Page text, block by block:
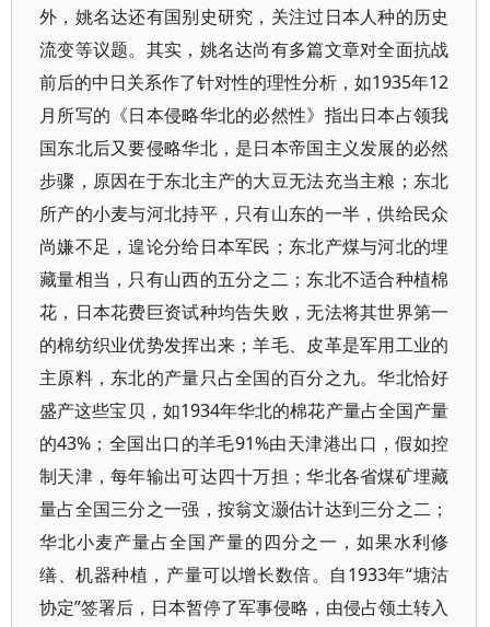
外，姚名达还有国别史研究，关注过日本人种的历史
流变等议题。其实，姚名达尚有多篇文章对全面抗战
前后的中日关系作了针对性的理性分析，如1935年12
月所写的《日本侵略华北的必然性》指出日本占领我
国东北后又要侵略华北，是日本帝国主义发展的必然
步骤，原因在于东北主产的大豆无法充当主粮；东北
所产的小麦与河北持平，只有山东的一半，供给民众
尚嫌不足，遑论分给日本军民；东北产煤与河北的埋
藏量相当，只有山西的五分之二；东北不适合种植棉
花，日本花费巨资试种均告失败，无法将其世界第一
的棉纺织业优势发挥出来；羊毛、皮革是军用工业的
主原料，东北的产量只占全国的百分之九。华北恰好
盛产这些宝贝，如1934年华北的棉花产量占全国产量
的43%；全国出口的羊毛91%由天津港出口，假如控
制天津，每年输出可达四十万担；华北各省煤矿埋藏
量占全国三分之一强，按翁文灏估计达到三分之二；
华北小麦产量占全国产量的四分之一，如果水利修
缮、机器种植，产量可以增长数倍。自1933年“塘沽
协定”签署后，日本暂停了军事侵略，由侵占领土转入